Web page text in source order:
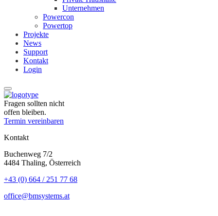
Unternehmen
Powercon
Powertop
Projekte
News
Support
Kontakt
Login
Fragen sollten nicht
offen bleiben.
Termin vereinbaren
Kontakt
Buchenweg 7/2
4484 Thaling, Österreich
+43 (0) 664 / 251 77 68
office@bmsystems.at